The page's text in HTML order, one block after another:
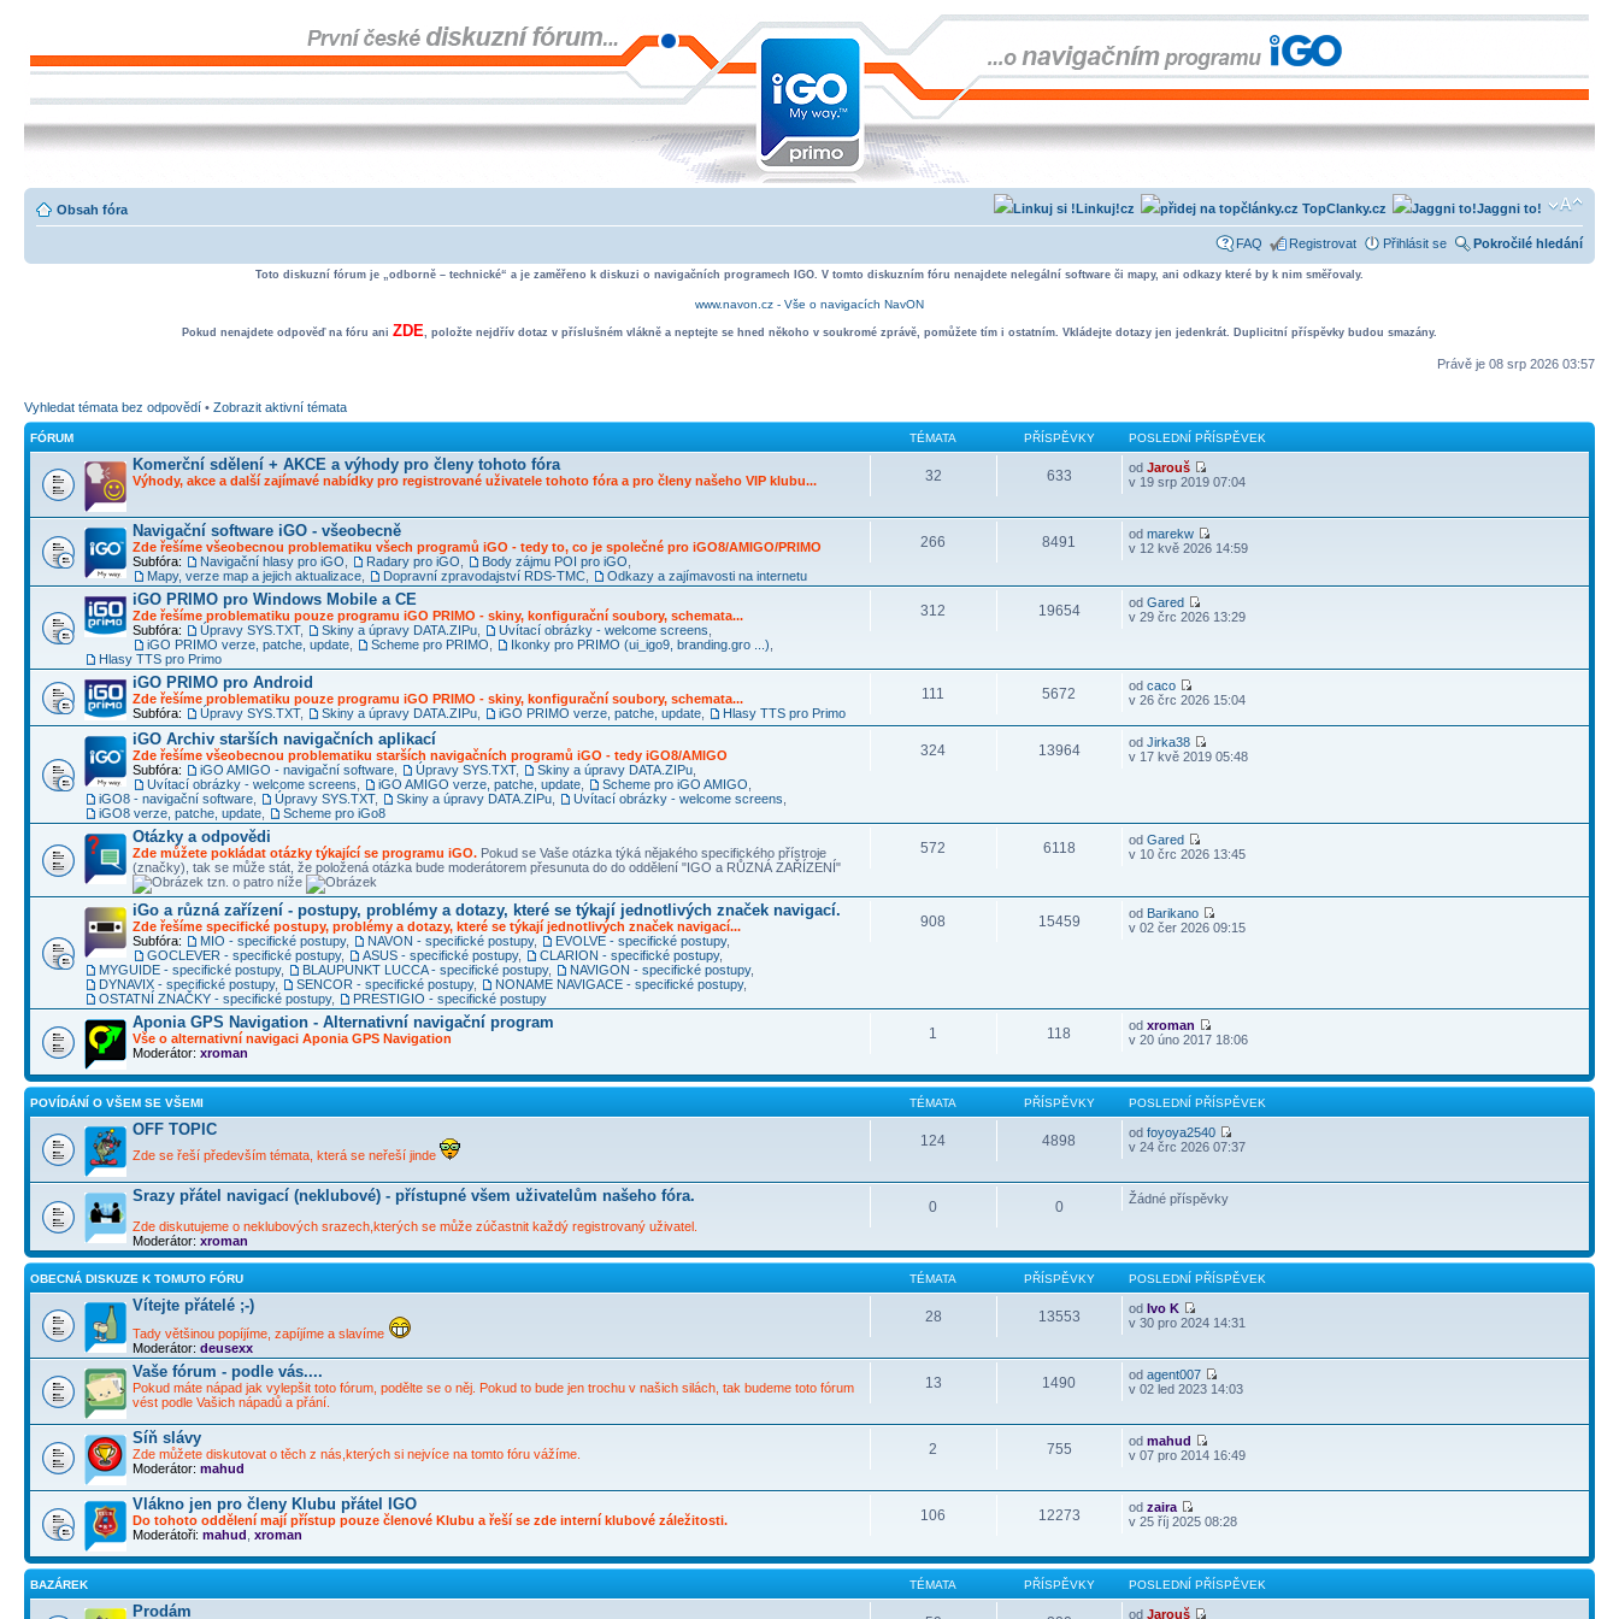
Obsah fóra Jaggni to!
TopClanky.cz
Linkuj!cz
FAQ Registrovat Přihlásit se Pokročilé hledání
Toto diskuzní fórum je „odborně – technické“ a je zaměřeno k diskuzi o navigačních programech IGO. V tomto diskuzním fóru nenajdete nelegální software či mapy, ani odkazy které by k nim směřovaly.
www.navon.cz - Vše o navigacích NavON
Pokud nenajdete odpověď na fóru ani ZDE, položte nejdřív dotaz v příslušném vlákně a neptejte se hned někoho v soukromé zprávě, pomůžete tím i ostatním. Vkládejte dotazy jen jedenkrát. Duplicitní příspěvky budou smazány.
Právě je 08 srp 2026 03:57
Vyhledat témata bez odpovědí • Zobrazit aktivní témata
FÓRUM TÉMATA PŘÍSPĚVKY POSLEDNÍ PŘÍSPĚVEK
Komerční sdělení + AKCE a výhody pro členy tohoto fóra
Výhody, akce a další zajímavé nabídky pro registrované uživatele tohoto fóra a pro členy našeho VIP klubu... 32 633 odJarouš
v 19 srp 2019 07:04
Navigační software iGO - všeobecně
Zde řešíme všeobecnou problematiku všech programů iGO - tedy to, co je společné pro iGO8/AMIGO/PRIMO
Subfóra:
Navigační hlasy pro iGO Radary pro iGO Body zájmu POI pro iGO
Mapy, verze map a jejich aktualizace
Dopravní zpravodajství RDS-TMC Odkazy a zajímavosti na internetu
266 8491 odmarekw
v 12 kvě 2026 14:59
iGO PRIMO pro Windows Mobile a CE
Zde řešíme problematiku pouze programu iGO PRIMO - skiny, konfigurační soubory, schemata...
Subfóra:
Úpravy SYS.TXT, Skiny a úpravy DATA.ZIPu Uvítací obrázky - welcome screens
iGO PRIMO verze, patche, update
Scheme pro PRIMO Ikonky pro PRIMO (ui_igo9, branding.gro ...)
Hlasy TTS pro Primo
312 19654 odGared
v 29 črc 2026 13:29
iGO PRIMO pro Android
Zde řešíme problematiku pouze programu iGO PRIMO - skiny, konfigurační soubory, schemata...
Subfóra:
Úpravy SYS.TXT, Skiny a úpravy DATA.ZIPu iGO PRIMO verze, patche, update Hlasy TTS pro Primo
111 5672 odcaco
v 26 črc 2026 15:04
iGO Archiv starších navigačních aplikací
Zde řešíme všeobecnou problematiku starších navigačních programů iGO - tedy iGO8/AMIGO
Subfóra:
iGO AMIGO - navigační software Úpravy SYS.TXT, Skiny a úpravy DATA.ZIPu
Uvítací obrázky - welcome screens
iGO AMIGO verze, patche, update Scheme pro iGO AMIGO
iGO8 - navigační software
Úpravy SYS.TXT, Skiny a úpravy DATA.ZIPu Uvítací obrázky - welcome screens
iGO8 verze, patche, update
Scheme pro iGo8
324 13964 odJirka38
v 17 kvě 2019 05:48
Otázky a odpovědi
Zde můžete pokládat otázky týkající se programu iGO. Pokud se Vaše otázka týká nějakého specifického přístroje
(značky), tak se může stát, že položená otázka bude moderátorem přesunuta do do oddělení "IGO a RŮZNÁ ZAŘÍZENÍ"
tzn. o patro níže
572 6118 odGared
v 10 črc 2026 13:45
iGo a různá zařízení - postupy, problémy a dotazy, které se týkají jednotlivých značek navigací.
Zde řešíme specifické postupy, problémy a dotazy, které se týkají jednotlivých značek navigací...
Subfóra:
MIO - specifické postupy, NAVON - specifické postupy, EVOLVE - specifické postupy,
GOCLEVER - specifické postupy, ASUS - specifické postupy, CLARION - specifické postupy,
MYGUIDE - specifické postupy, BLAUPUNKT LUCCA - specifické postupy, NAVIGON - specifické postupy,
DYNAVIX - specifické postupy, SENCOR - specifické postupy, NONAME NAVIGACE - specifické postupy,
OSTATNÍ ZNAČKY - specifické postupy, PRESTIGIO - specifické postupy
908 15459 od Barikano
v 02 čer 2026 09:15
Aponia GPS Navigation - Alternativní navigační program
Vše o alternativní navigaci Aponia GPS Navigation
Moderátor: xroman
1 118 odxroman
v 20 úno 2017 18:06
POVÍDÁNÍ O VŠEM SE VŠEMI TÉMATA PŘÍSPĚVKY POSLEDNÍ PŘÍSPĚVEK
OFF TOPIC
Zde se řeší především témata, která se neřeší jinde
124 4898 odfoyoya2540
v 24 črc 2026 07:37
Srazy přátel navigací (neklubové) - přístupné všem uživatelům našeho fóra.
Zde diskutujeme o neklubových srazech,kterých se může zúčastnit každý registrovaný uživatel.
Moderátor: xroman
0 0 Žádné příspěvky
OBECNÁ DISKUZE K TOMUTO FÓRU TÉMATA PŘÍSPĚVKY POSLEDNÍ PŘÍSPĚVEK
Vítejte přátelé ;-)
Tady většinou popíjíme, zapíjíme a slavíme
Moderátor: deusexx
28 13553 odIvo K
v 30 pro 2024 14:31
Vaše fórum - podle vás....
Pokud máte nápad jak vylepšit toto fórum, podělte se o něj. Pokud to bude jen trochu v našich silách, tak budeme toto fórum
vést podle Vašich nápadů a přání.
13 1490 odagent007
v 02 led 2023 14:03
Síň slávy
Zde můžete diskutovat o těch z nás,kterých si nejvíce na tomto fóru vážíme.
Moderátor: mahud
2 755 odmahud
v 07 pro 2014 16:49
Vlákno jen pro členy Klubu přátel IGO
Do tohoto oddělení mají přístup pouze členové Klubu a řeší se zde interní klubové záležitosti.
Moderátoři: mahud xroman
106 12273 odzaira
v 25 říj 2025 08:28
BAZÁREK TÉMATA PŘÍSPĚVKY POSLEDNÍ PŘÍSPĚVEK
Prodám odJarouš